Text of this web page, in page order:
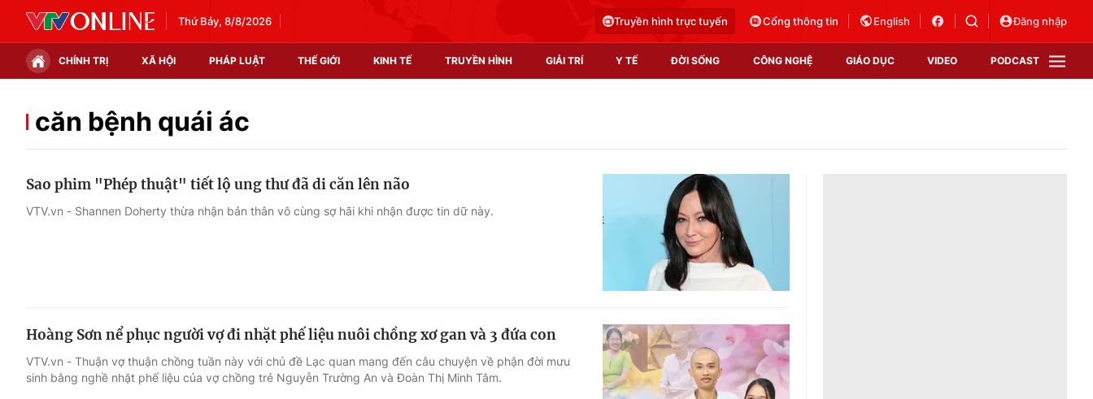
Thứ Bảy, 8/8/2026 Truyền hình trực tuyến Cổng thông tin English Đăng nhập
CHÍNH TRỊ XÃ HỘI PHÁP LUẬT THẾ GIỚI KINH TẾ TRUYỀN HÌNH GIẢI TRÍ Y TẾ ĐỜI SỐNG CÔNG NGHỆ GIÁO DỤC VIDEO PODCAST
Chính trị Xã hội
Video
Shorts video
Podcast
EMagazine
Photo
Infographic
Góc ảnh
VTV Sức khoẻ
căn bệnh quái ác
Sao phim "Phép thuật" tiết lộ ung thư đã di căn lên não
VTV.vn - Shannen Doherty thừa nhận bản thân vô cùng sợ hãi khi nhận được tin dữ này.
Hoàng Sơn nể phục người vợ đi nhặt phế liệu nuôi chồng xơ gan và 3 đứa con
VTV.vn - Thuận vợ thuận chồng tuần này với chủ đề Lạc quan mang đến câu chuyện về phận đời mưu
sinh bằng nghề nhặt phế liệu của vợ chồng trẻ Nguyễn Trường An và Đoàn Thị Minh Tâm.